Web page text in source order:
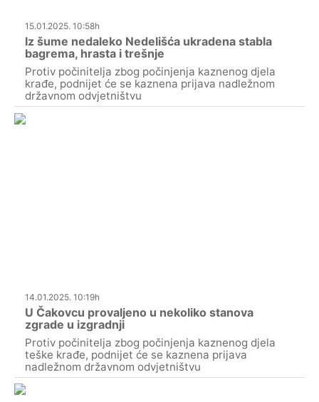
15.01.2025. 10:58h
Iz šume nedaleko Nedelišća ukradena stabla
bagrema, hrasta i trešnje
Protiv počinitelja zbog počinjenja kaznenog djela
krađe, podnijet će se kaznena prijava nadležnom
državnom odvjetništvu
14.01.2025. 10:19h
U Čakovcu provaljeno u nekoliko stanova
zgrade u izgradnji
Protiv počinitelja zbog počinjenja kaznenog djela
teške krađe, podnijet će se kaznena prijava
nadležnom državnom odvjetništvu